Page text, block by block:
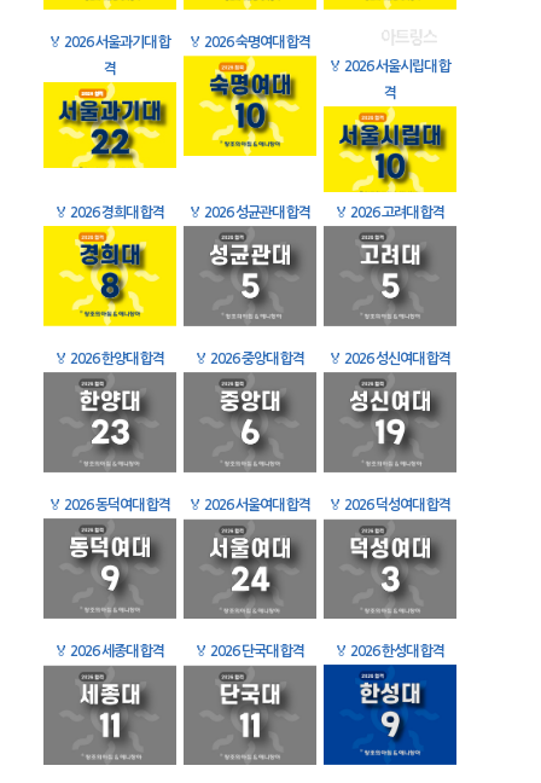
🏅 2026 서울과기대 합
격
🏅 2026 숙명여대 합격
🏅 2026 서울시립대 합
격
🏅 2026 경희대 합격 🏅 2026 성균관대 합격 🏅 2026 고려대 합격
🏅 2026 한양대 합격 🏅 2026 중앙대 합격 🏅 2026 성신여대 합격
🏅 2026 동덕여대 합격 🏅 2026 서울여대 합격 🏅 2026 덕성여대 합격
🏅 2026 세종대 합격 🏅 2026 단국대 합격 🏅 2026 한성대 합격